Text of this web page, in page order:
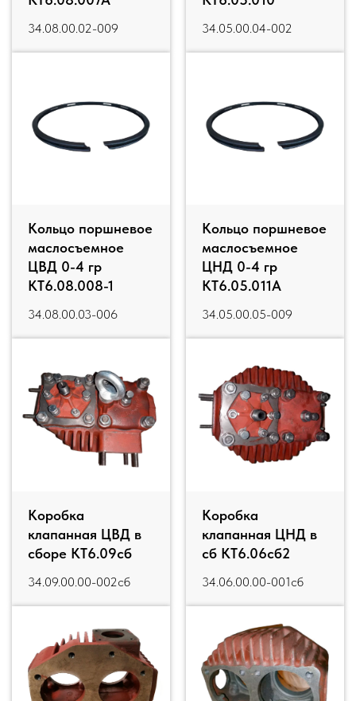
34.08.00.02-009 34.05.00.04-002
Кольцо поршневое
маслосъемное
ЦВД 0-4 гр
КТ6.08.008-1
34.08.00.03-006
Кольцо поршневое
маслосъемное
ЦНД 0-4 гр
КТ6.05.011А
34.05.00.05-009
Коробка
клапанная ЦВД в
сборе КТ6.09сб
34.09.00.00-002сб
Коробка
клапанная ЦНД в
сб КТ6.06сб2
34.06.00.00-001сб